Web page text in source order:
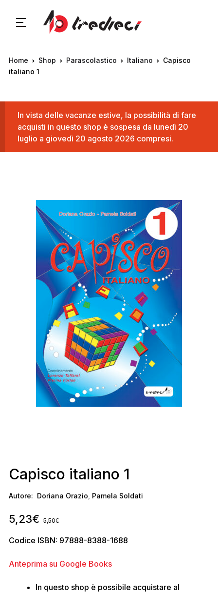
Home Shop Parascolastico Italiano
Capisco
italiano 1
In vista delle vacanze estive, la possibilità di fare
acquisti in questo shop è sospesa da lunedì 20
luglio a giovedì 20 agosto 2026 compresi.
Capisco italiano 1
Autore: Doriana Orazio Pamela Soldati
5,23€ 5,50€
Codice ISBN: 97888-8388-1688
Anteprima su Google Books
In questo shop è possibile acquistare al